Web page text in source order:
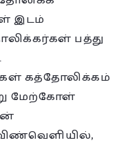
இடம்
பத்து
கத்தோலிக்கம்
மேற்கோள்